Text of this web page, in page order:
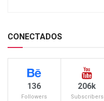
CONECTADOS
136
Followers
206k
Subscribers